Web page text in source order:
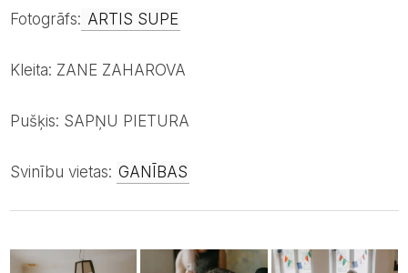
Fotogrāfs: ARTIS SUPE
Kleita: ZANE ZAHAROVA
Pušķis: SAPŅU PIETURA
Svinību vietas: GANĪBAS